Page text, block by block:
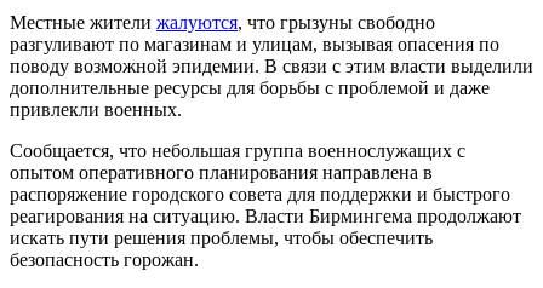
Местные жители жалуются, что грызуны свободно
разгуливают по магазинам и улицам, вызывая опасения по
поводу возможной эпидемии. В связи с этим власти выделили
дополнительные ресурсы для борьбы с проблемой и даже
привлекли военных.
Сообщается, что небольшая группа военнослужащих с
опытом оперативного планирования направлена в
распоряжение городского совета для поддержки и быстрого
реагирования на ситуацию. Власти Бирмингема продолжают
искать пути решения проблемы, чтобы обеспечить
безопасность горожан.